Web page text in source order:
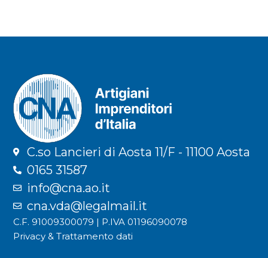
C.so Lancieri di Aosta 11/F - 11100 Aosta
0165 31587
info@cna.ao.it
cna.vda@legalmail.it
C.F. 91009300079 | P.IVA 01196090078
Privacy & Trattamento dati